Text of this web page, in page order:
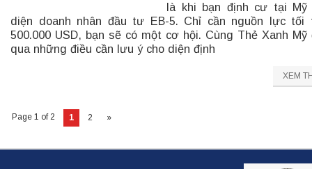
là khi bạn định cư tại Mỹ
diện doanh nhân đầu tư EB-5. Chỉ cần nguồn lực tối
500.000 USD, bạn sẽ có một cơ hội. Cùng Thẻ Xanh Mỹ
qua những điều cần lưu ý cho diện định
XEM
Page 1 of 2 1 2 »